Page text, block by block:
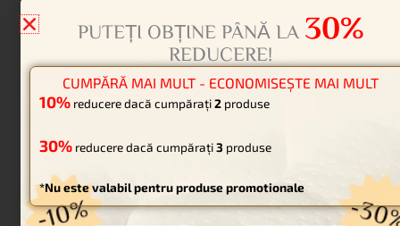
pentru utilizare pe termen
lung
DAMASC ÎNLOCUIBIL